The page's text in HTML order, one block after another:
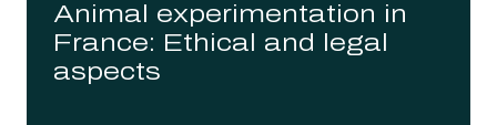
Animal experimentation in
France: Ethical and legal
aspects